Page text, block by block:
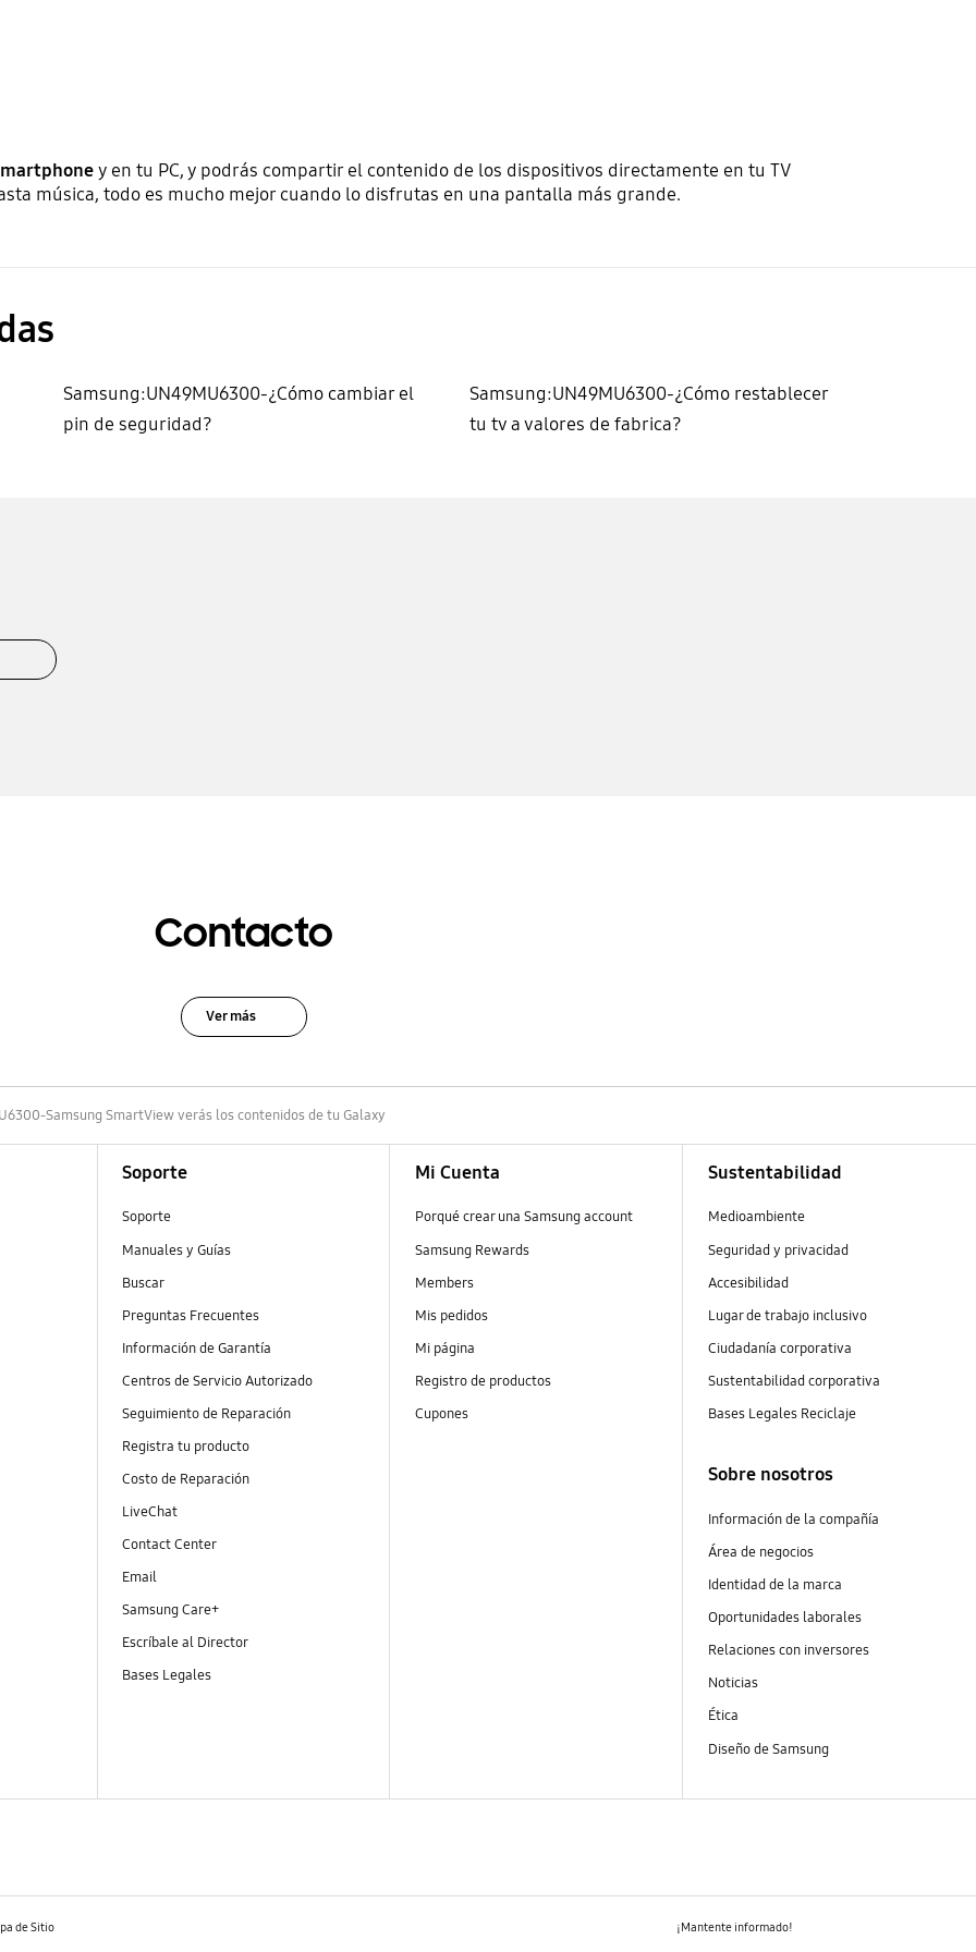
y en tu PC, y podrás compartir el contenido de los dispositivos directamente en tu TV
música, todo es mucho mejor cuando lo disfrutas en una pantalla más grande.
Samsung:UN49MU6300-¿Cómo cambiar el
pin de seguridad?
Samsung:UN49MU6300-¿Cómo restablecer
tu tv a valores de fabrica?
Contacto
Ver más
Samsung SmartView verás los contenidos de tu Galaxy
Soporte
Soporte
Manuales y Guías
Buscar
Preguntas Frecuentes
Información de Garantía
Centros de Servicio Autorizado
Seguimiento de Reparación
Registra tu producto
Costo de Reparación
LiveChat
Contact Center
Email
Samsung Care+
Escríbale al Director
Bases Legales
Mi Cuenta
Porqué crear una Samsung account
Samsung Rewards
Members
Mis pedidos
Mi página
Registro de productos
Cupones
Sustentabilidad
Medioambiente
Seguridad y privacidad
Accesibilidad
Lugar de trabajo inclusivo
Ciudadanía corporativa
Sustentabilidad corporativa
Bases Legales Reciclaje
Sobre nosotros
Información de la compañía
Área de negocios
Identidad de la marca
Oportunidades laborales
Relaciones con inversores
Noticias
Ética
Diseño de Samsung
de Sitio ¡Mantente informado!